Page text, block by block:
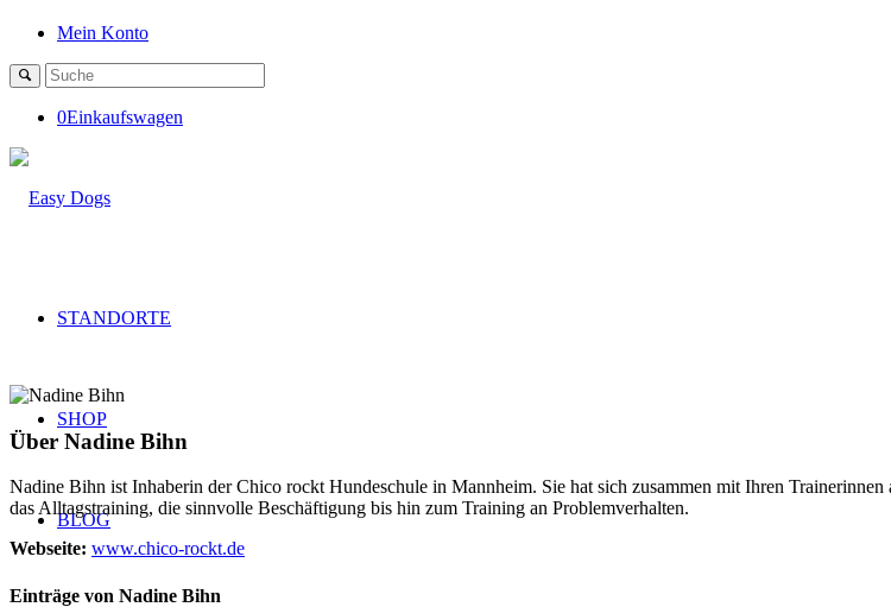
Mein Konto
0Einkaufswagen
STANDORTE
SHOP
BLOG
Über Nadine Bihn
Nadine Bihn ist Inhaberin der Chico rockt Hundeschule in Mannheim. Sie hat sich zusammen mit Ihren
das Alltagstraining, die sinnvolle Beschäftigung bis hin zum Training an Problemverhalten.
Webseite: www.chico-rockt.de
Einträge von Nadine Bihn